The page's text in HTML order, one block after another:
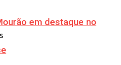
em destaque no